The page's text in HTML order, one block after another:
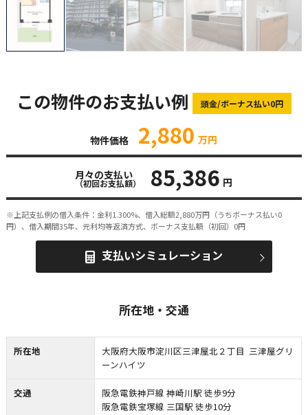
この物件のお支払い例 頭金/ボーナス払い0円
物件価格 2,880 万円
月々の支払い
（初回お支払額） 85,386 円
※上記支払例の借入条件：金利1.300%、借入総額2,880万円（うちボーナス払い0
円）、借入期間35年、元利均等返済方式、ボーナス支払額（初回）0円
支払いシミュレーション
所在地・交通
所在地
大阪府大阪市淀川区三津屋北２丁目 三津屋グリ
ーンハイツ
交通
阪急電鉄神戸線 神崎川駅 徒歩9分
阪急電鉄宝塚線 三国駅 徒歩10分